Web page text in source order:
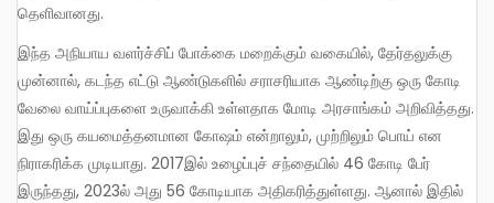
தெளிவானது.
இந்த அநியாய வளர்ச்சிப் போக்கை மறைக்கும் வகையில், தேர்தலுக்கு
முன்னால், கடந்த எட்டு ஆண்டுகளில் சராசரியாக ஆண்டிற்கு ஒரு கோடி
வேலை வாய்ப்புகளை உருவாக்கி உள்ளதாக மோடி அரசாங்கம் அறிவித்தது.
இது ஒரு கயமைத்தனமான கோஷம் என்றாலும், முற்றிலும் பொய் என
நிராகரிக்க முடியாது. 2017இல் உழைப்புச் சந்தையில் 46 கோடி பேர்
இருந்தது, 2023ல் அது 56 கோடியாக அதிகரித்துள்ளது. ஆனால் இதில்